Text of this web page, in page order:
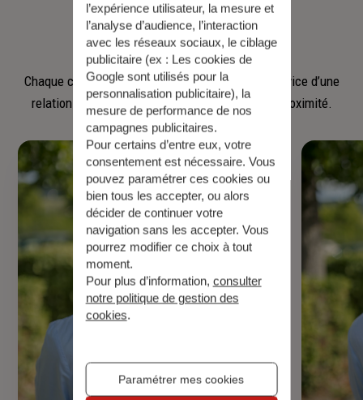
Notreéquipe
Chaque collaborateur met son savoir‑faire au service d’une
relation fondée sur l’écoute, la confiance et la proximité.
l’expérience utilisateur, la mesure et
l’analyse d’audience, l’interaction
avec les réseaux sociaux, le ciblage
publicitaire (ex : Les cookies de
Google sont utilisés pour la
personnalisation publicitaire), la
mesure de performance de nos
campagnes publicitaires.
Pour certains d’entre eux, votre
consentement est nécessaire. Vous
pouvez paramétrer ces cookies ou
bien tous les accepter, ou alors
décider de continuer votre
navigation sans les accepter. Vous
pourrez modifier ce choix à tout
moment.
Pour plus d’information, consulter
notre politique de gestion des
cookies.
Paramétrer mes cookies